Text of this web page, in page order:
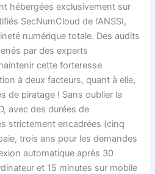
hébergées exclusivement sur
SecNumCloud de l’ANSSI,
numérique totale. Des audits
par des experts
cette forteresse
à deux facteurs, quant à elle,
de piratage ! Sans oublier la
avec des durées de
strictement encadrées (cinq
trois ans pour les demandes
automatique après 30
et 15 minutes sur mobile